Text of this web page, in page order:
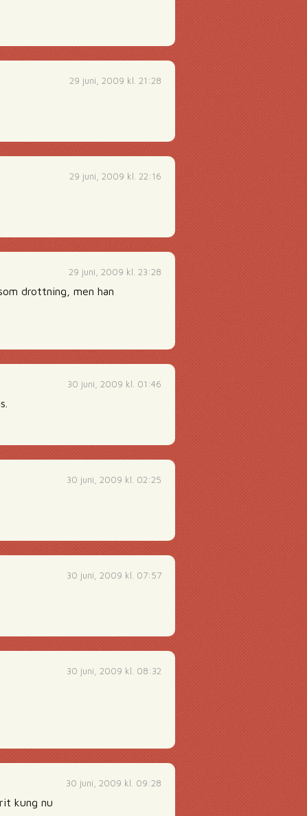
29 juni, 2009 kl. 21:28
29 juni, 2009 kl. 22:16
29 juni, 2009 kl. 23:28
drottning, men han
30 juni, 2009 kl. 01:46
30 juni, 2009 kl. 02:25
30 juni, 2009 kl. 07:57
30 juni, 2009 kl. 08:32
30 juni, 2009 kl. 09:28
kung nu